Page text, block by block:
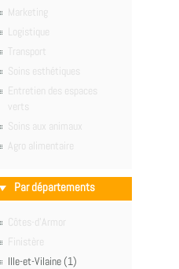
Marketing
Logistique
Transport
Soins esthétiques
Entretien des espaces
verts
Soins aux animaux
Agro alimentaire
Par départements
Côtes-d'Armor
Finistère
Ille-et-Vilaine (1)